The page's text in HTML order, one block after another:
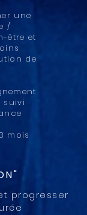
une
/
être et
de
suivi
mois
progresser